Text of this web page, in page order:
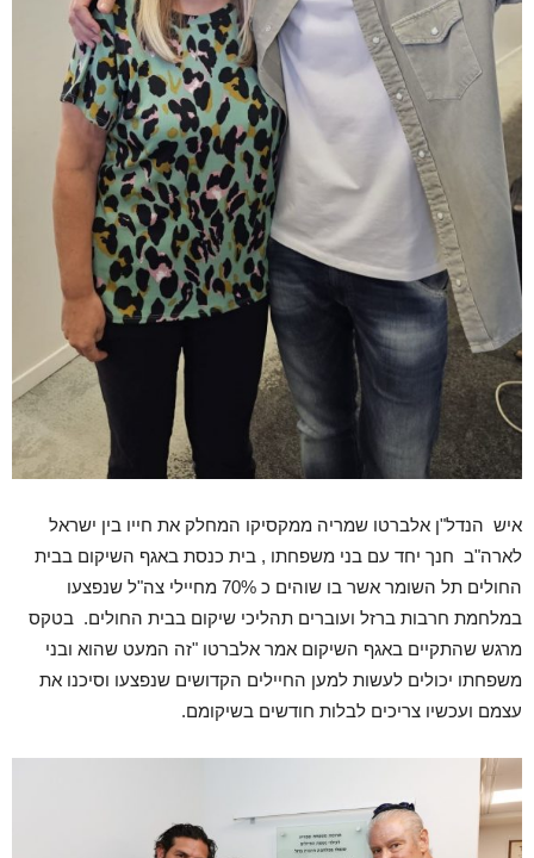
איש הנדל"ן אלברטו שמריה ממקסיקו המחלק את חייו בין ישראל
לארה"ב חנך יחד עם בני משפחתו , בית כנסת באגף השיקום בבית
החולים תל השומר אשר בו שוהים כ 70% מחיילי צה"ל שנפצעו
במלחמת חרבות ברזל ועוברים תהליכי שיקום בבית החולים. בטקס
מרגש שהתקיים באגף השיקום אמר אלברטו "זה המעט שהוא ובני
משפחתו יכולים לעשות למען החיילים הקדושים שנפצעו וסיכנו את
עצמם ועכשיו צריכים לבלות חודשים בשיקומם.